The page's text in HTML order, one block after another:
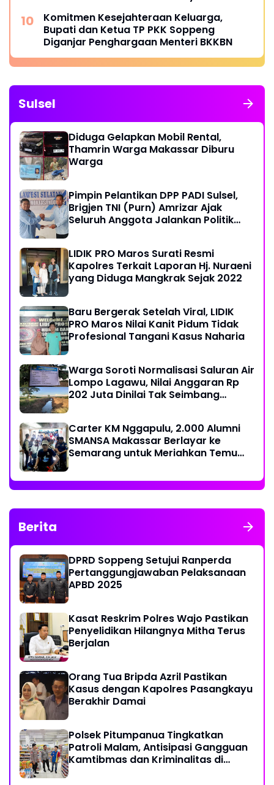
Komitmen Kesejahteraan Keluarga,
Bupati dan Ketua TP PKK Soppeng
Diganjar Penghargaan Menteri BKKBN
Sulsel
Diduga Gelapkan Mobil Rental,
Thamrin Warga Makassar Diburu
Warga
Pimpin Pelantikan DPP PADI Sulsel,
Brigjen TNI (Purn) Amrizar Ajak
Seluruh Anggota Jalankan Politik
LIDIK PRO Maros Surati Resmi
Kapolres Terkait Laporan Hj. Nuraeni
yang Diduga Mangkrak Sejak 2022
Baru Bergerak Setelah Viral, LIDIK
PRO Maros Nilai Kanit Pidum Tidak
Profesional Tangani Kasus Naharia
Warga Soroti Normalisasi Saluran Air
Lompo Lagawu, Nilai Anggaran Rp
202 Juta Dinilai Tak Seimbang
Carter KM Nggapulu, 2.000 Alumni
SMANSA Makassar Berlayar ke
Semarang untuk Meriahkan Temu
Berita
DPRD Soppeng Setujui Ranperda
Pertanggungjawaban Pelaksanaan
APBD 2025
Kasat Reskrim Polres Wajo Pastikan
Penyelidikan Hilangnya Mitha Terus
Berjalan
Orang Tua Bripda Azril Pastikan
Kasus dengan Kapolres Pasangkayu
Berakhir Damai
Polsek Pitumpanua Tingkatkan
Patroli Malam, Antisipasi Gangguan
Kamtibmas dan Kriminalitas di